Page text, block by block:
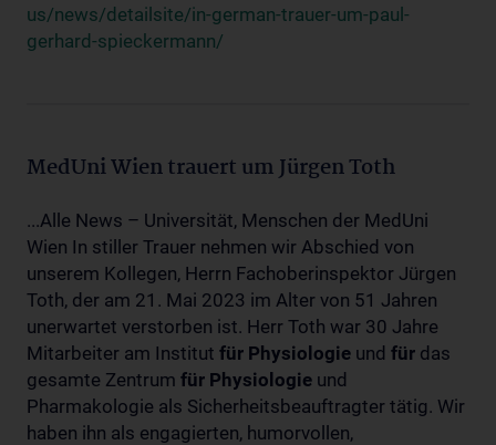
us/news/detailsite/in-german-trauer-um-paul-
gerhard-spieckermann/
MedUni Wien trauert um Jürgen Toth
...Alle News – Universität, Menschen der MedUni
Wien In stiller Trauer nehmen wir Abschied von
unserem Kollegen, Herrn Fachoberinspektor Jürgen
Toth, der am 21. Mai 2023 im Alter von 51 Jahren
unerwartet verstorben ist. Herr Toth war 30 Jahre
Mitarbeiter am Institut für Physiologie und für das
gesamte Zentrum für Physiologie und
Pharmakologie als Sicherheitsbeauftragter tätig. Wir
haben ihn als engagierten, humorvollen,